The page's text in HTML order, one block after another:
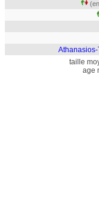
taille
age